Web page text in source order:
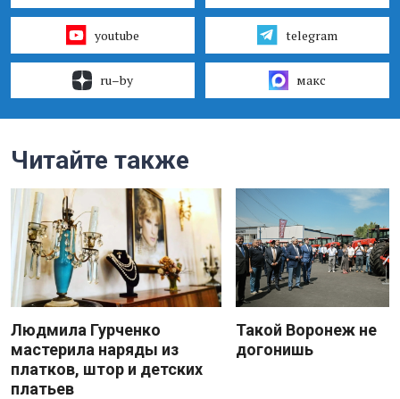
youtube telegram
ru–by макс
Читайте также
Людмила Гурченко
мастерила наряды из
платков, штор и детских
платьев
Такой Воронеж не
догонишь